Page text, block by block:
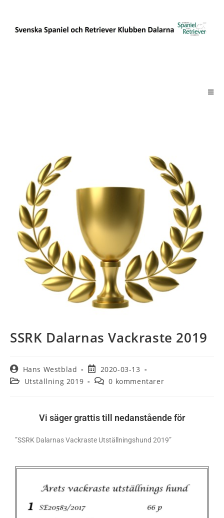
SSRK Dalarnas Vackraste 2019
Hans Westblad
2020-03-13
Utställning 2019
0 kommentarer
Vi säger grattis till nedanstående för
”SSRK Dalarnas Vackraste Utställningshund 2019”